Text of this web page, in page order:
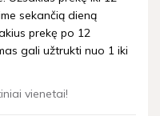
sekančią dieną
prekę po 12
gali užtrukti nuo 1 iki
vienetai!